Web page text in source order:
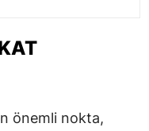
önemli nokta,